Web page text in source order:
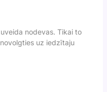
nodevas. Tikai to
uz iedzītaju